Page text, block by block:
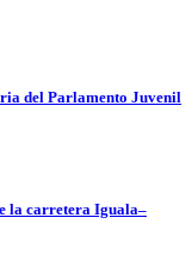
del Parlamento Juvenil
la carretera Iguala–